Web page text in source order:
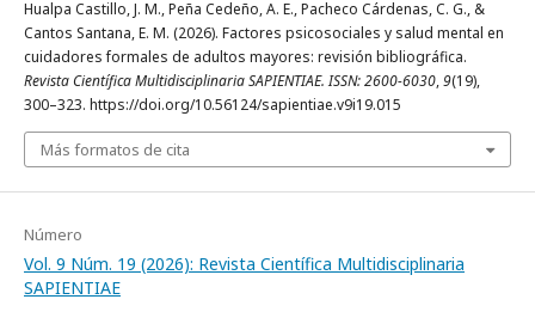
Hualpa Castillo, J. M., Peña Cedeño, A. E., Pacheco Cárdenas, C. G., &
Cantos Santana, E. M. (2026). Factores psicosociales y salud mental en
cuidadores formales de adultos mayores: revisión bibliográfica.
Revista Científica Multidisciplinaria SAPIENTIAE. ISSN: 2600-6030,9(19),
300–323. https://doi.org/10.56124/sapientiae.v9i19.015
Más formatos de cita
Número
Vol. 9 Núm. 19 (2026): Revista Científica Multidisciplinaria
SAPIENTIAE